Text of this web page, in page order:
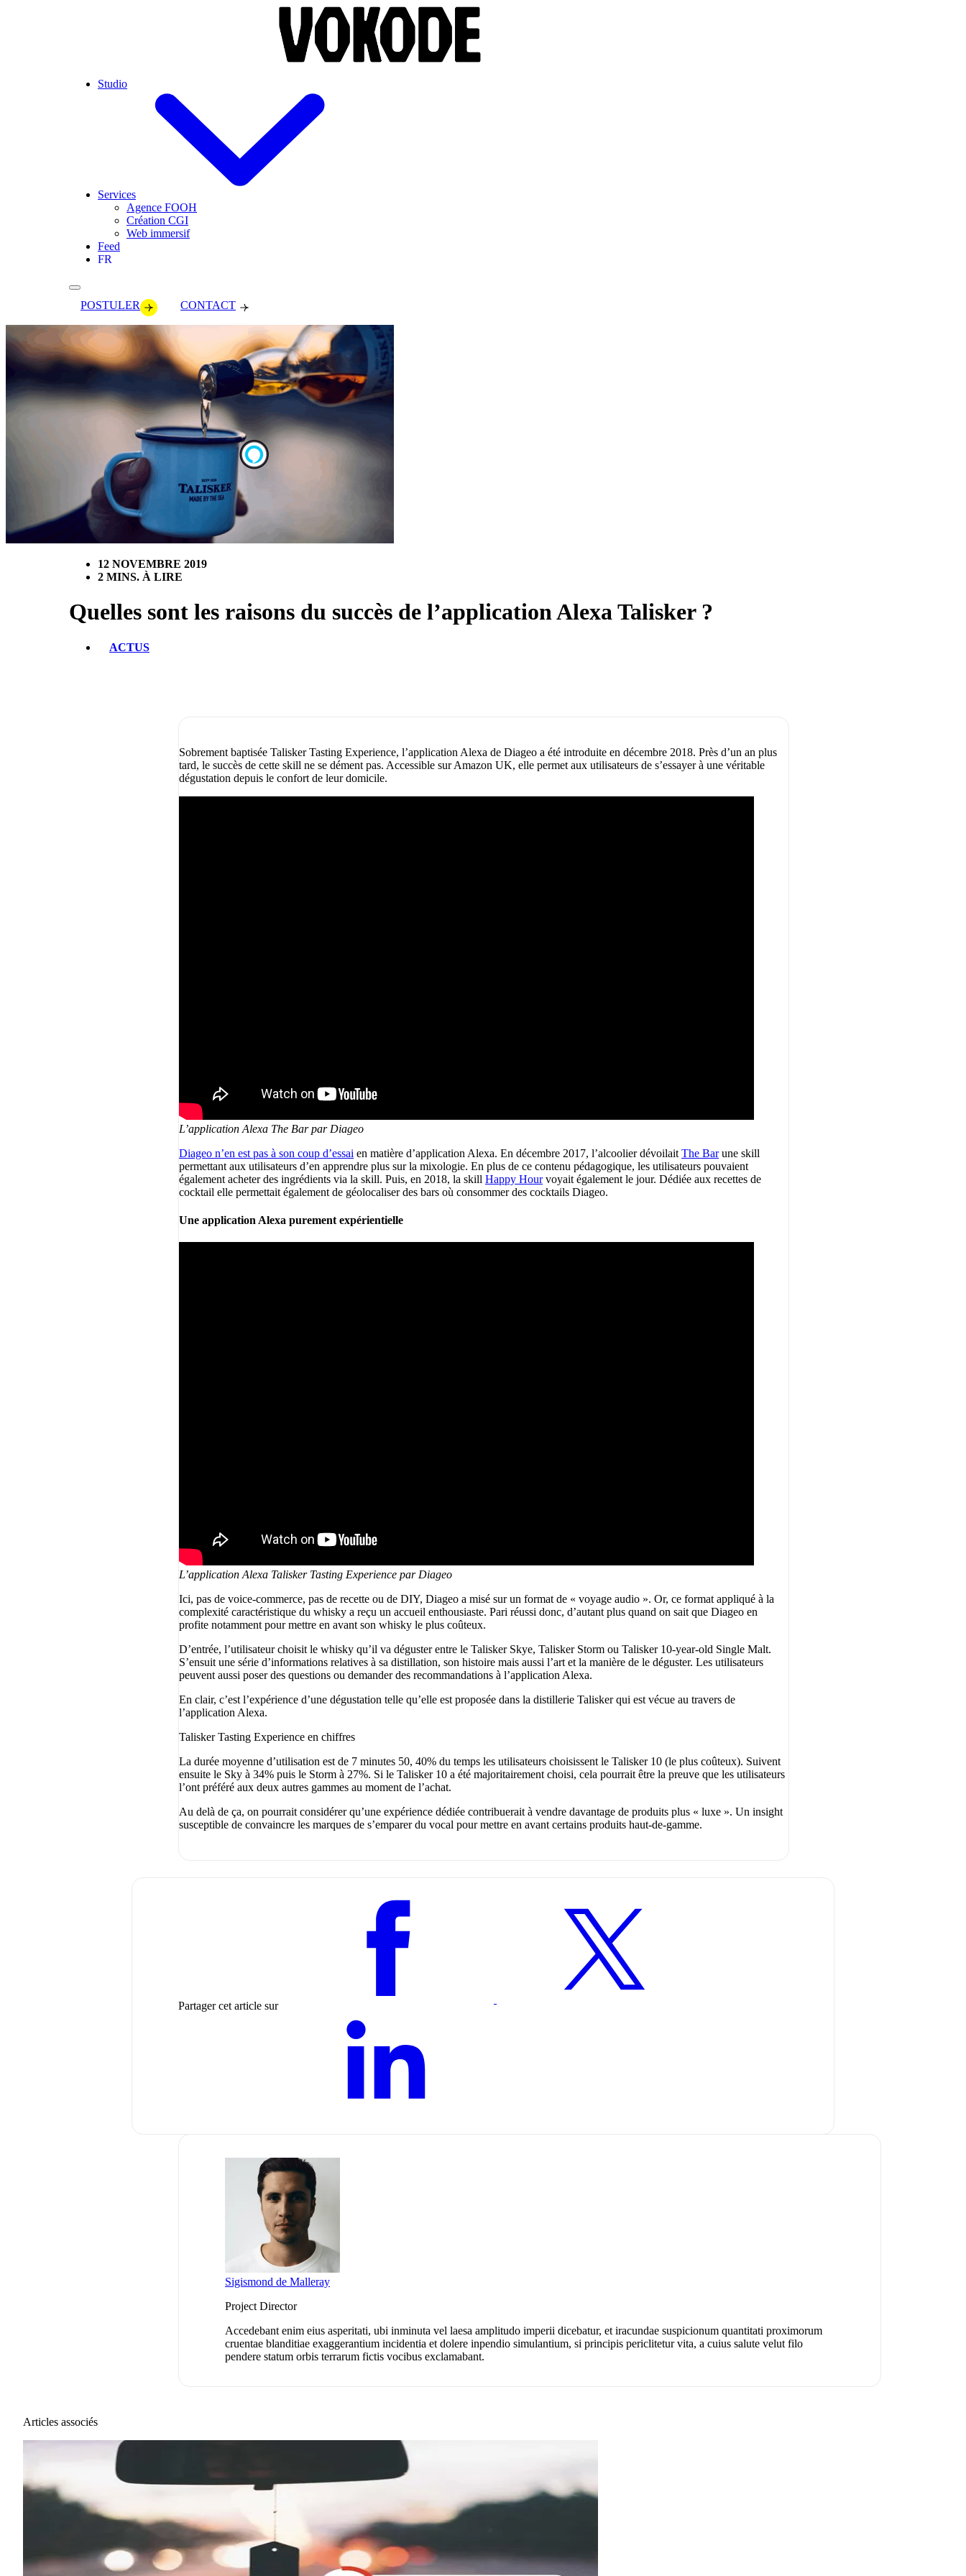
Studio
Services
Agence FOOH
Création CGI
Web immersif
Feed
FR
POSTULER CONTACT
12 NOVEMBRE 2019
2 MINS. À LIRE
Quelles sont les raisons du succès de l’application Alexa Talisker ?
ACTUS
Sobrement baptisée Talisker Tasting Experience, l’application Alexa de Diageo a été introduite en décembre 2018. Près d’un an plus
tard, le succès de cette skill ne se dément pas. Accessible sur Amazon UK, elle permet aux utilisateurs de s’essayer à une véritable
dégustation depuis le confort de leur domicile.
L’application Alexa The Bar par Diageo
Diageo n’en est pas à son coup d’essai en matière d’application Alexa. En décembre 2017, l’alcoolier dévoilait The Barune skill
permettant aux utilisateurs d’en apprendre plus sur la mixologie. En plus de ce contenu pédagogique, les utilisateurs pouvaient
également acheter des ingrédients via la skill. Puis, en 2018, la skill Happy Hourvoyait également le jour. Dédiée aux recettes de
cocktail elle permettait également de géolocaliser des bars où consommer des cocktails Diageo.
Une application Alexa purement expérientielle
L’application Alexa Talisker Tasting Experience par Diageo
Ici, pas de voice-commerce, pas de recette ou de DIY, Diageo a misé sur un format de « voyage audio ». Or, ce format appliqué à la
complexité caractéristique du whisky a reçu un accueil enthousiaste. Pari réussi donc, d’autant plus quand on sait que Diageo en
profite notamment pour mettre en avant son whisky le plus coûteux.
D’entrée, l’utilisateur choisit le whisky qu’il va déguster entre le Talisker Skye, Talisker Storm ou Talisker 10-year-old Single Malt.
S’ensuit une série d’informations relatives à sa distillation, son histoire mais aussi l’art et la manière de le déguster. Les utilisateurs
peuvent aussi poser des questions ou demander des recommandations à l’application Alexa.
En clair, c’est l’expérience d’une dégustation telle qu’elle est proposée dans la distillerie Talisker qui est vécue au travers de
l’application Alexa.
Talisker Tasting Experience en chiffres
La durée moyenne d’utilisation est de 7 minutes 50, 40% du temps les utilisateurs choisissent le Talisker 10 (le plus coûteux). Suivent
ensuite le Sky à 34% puis le Storm à 27%. Si le Talisker 10 a été majoritairement choisi, cela pourrait être la preuve que les utilisateurs
l’ont préféré aux deux autres gammes au moment de l’achat.
Au delà de ça, on pourrait considérer qu’une expérience dédiée contribuerait à vendre davantage de produits plus « luxe ». Un insight
susceptible de convaincre les marques de s’emparer du vocal pour mettre en avant certains produits haut-de-gamme.
Partager cet article sur
Sigismond de Malleray
Project Director
Accedebant enim eius asperitati, ubi inminuta vel laesa amplitudo imperii dicebatur, et iracundae suspicionum quantitati proximorum
cruentae blanditiae exaggerantium incidentia et dolere inpendio simulantium, si principis periclitetur vita, a cuius salute velut filo
pendere statum orbis terrarum fictis vocibus exclamabant.
Articles associés